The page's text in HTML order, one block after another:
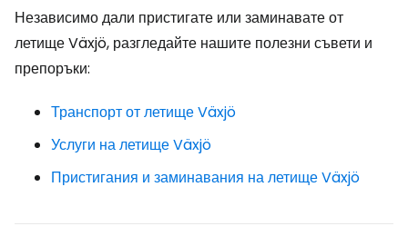
Независимо дали пристигате или заминавате от
летище Växjö, разгледайте нашите полезни съвети и
препоръки:
Транспорт от летище Växjö
Услуги на летище Växjö
Пристигания и заминавания на летище Växjö